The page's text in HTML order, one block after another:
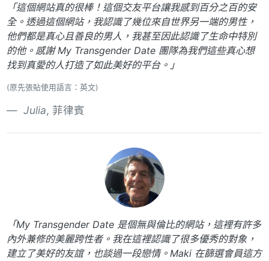
「這個網站真的很棒！這個交友平台讓我感到百分之百的安
全。透過這個網站，我認識了幾位來自世界另一端的男性，
他們都是真心且善良的男人，我甚至因此認識了生命中特別
的他。感謝 My Transgender Date 團隊為我們這些真心想
找到真愛的人打造了如此美好的平台。」
(原先張貼使用語言：英文)
Julia, 菲律賓
「My Transgender Date 是個無與倫比的網站，這裡有許多
內外兼修的美麗跨性者。我在這裡認識了很多優秀的對象，
建立了美好的友誼，也談過一段戀情。Maki 在篩選會員這方